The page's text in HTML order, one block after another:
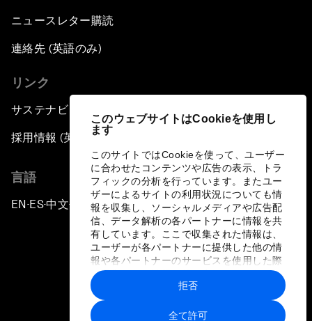
このウェブサイトはCookieを使用し
ます
このサイトではCookieを使って、ユーザー
に合わせたコンテンツや広告の表示、トラ
フィックの分析を行っています。またユー
ザーによるサイトの利用状況についても情
報を収集し、ソーシャルメディアや広告配
信、データ解析の各パートナーに情報を共
有しています。ここで収集された情報は、
ユーザーが各パートナーに提供した他の情
報や各パートナーのサービスを使用した際
に収集された情報と組み合わされ、各パー
トナーによって使用されることがありま
す。
全て許可
拒否
ニュースレター購読
連絡先 (英語のみ)
リンク
サステナビリティへの取り組み
採用情報 (英語のみ)
言語
EN ▪ES▪中文▪ 日本語
プライバシーポリシーと利用規約